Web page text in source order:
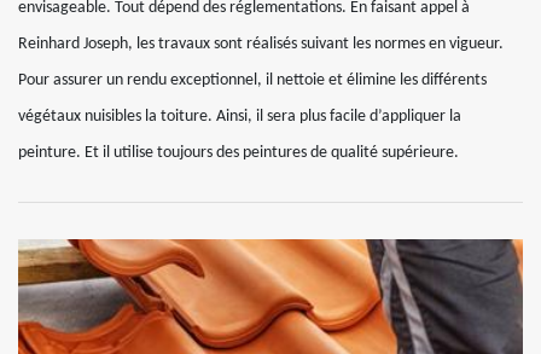
envisageable. Tout dépend des réglementations. En faisant appel à
Reinhard Joseph, les travaux sont réalisés suivant les normes en vigueur.
Pour assurer un rendu exceptionnel, il nettoie et élimine les différents
végétaux nuisibles la toiture. Ainsi, il sera plus facile d’appliquer la
peinture. Et il utilise toujours des peintures de qualité supérieure.